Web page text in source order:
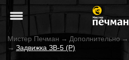
Мистер Печман → Дополнительно →
→ Задвижка ЗВ-5 (Р)